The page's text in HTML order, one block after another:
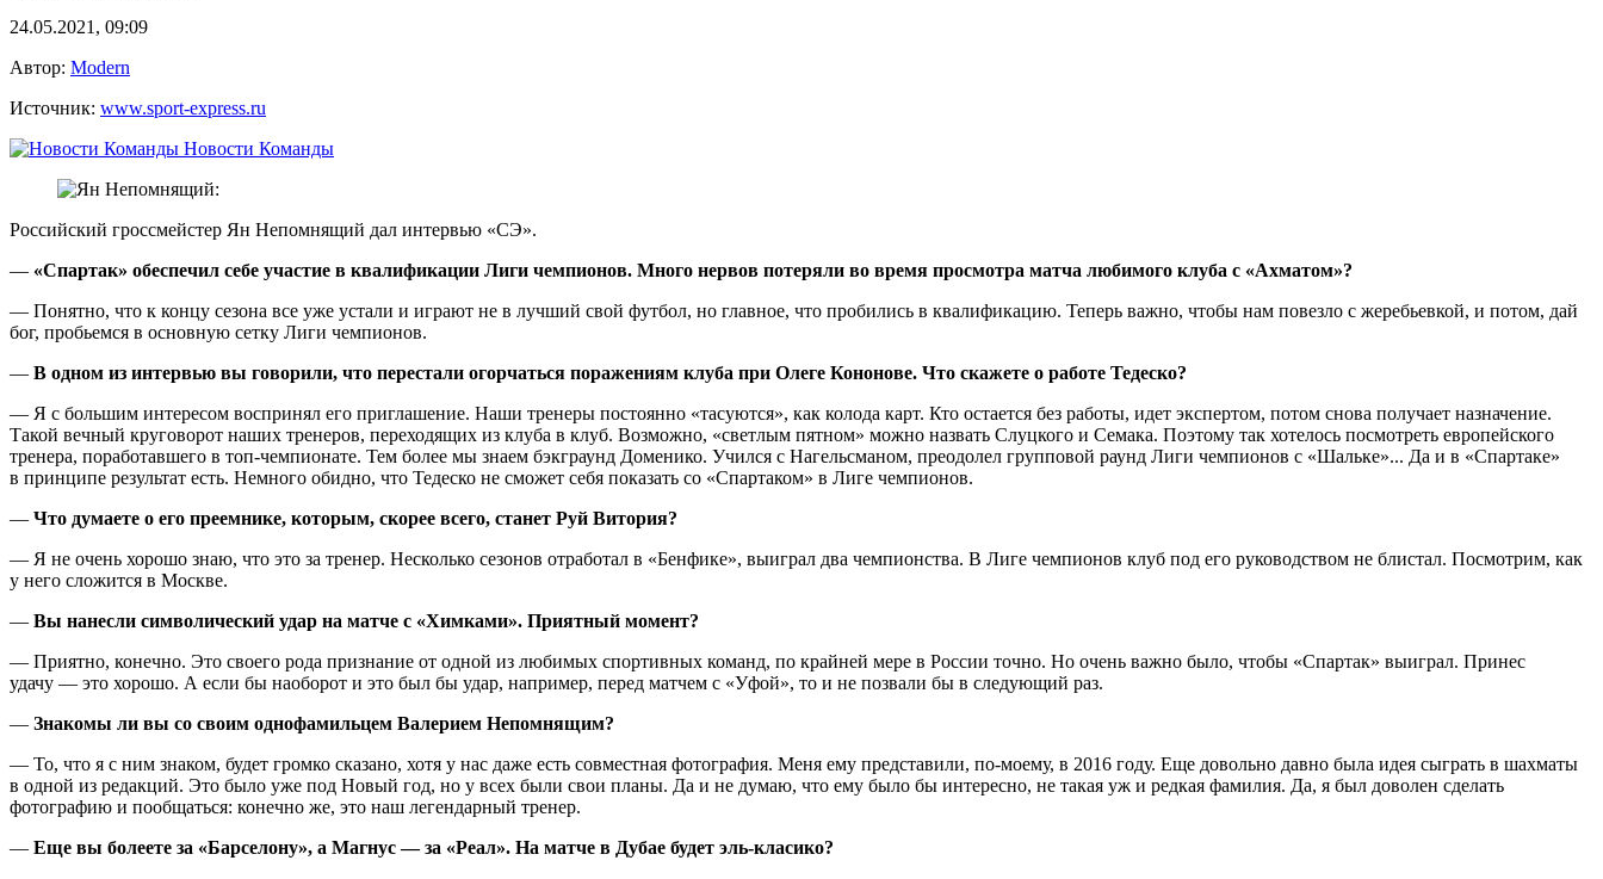
24.05.2021, 09:09
Автор: Modern
Источник: www.sport-express.ru
Новости Команды
Российский гроссмейстер Ян Непомнящий дал интервью «СЭ».
— «Спартак» обеспечил себе участие в квалификации Лиги чемпионов. Много нервов потеряли во время просмотра матча любимого клуба с «Ахматом»?
— Понятно, что к концу сезона все уже устали и играют не в лучший свой футбол, но главное, что пробились в квалификацию. Теперь важно, чтобы нам повезло с жеребьевкой, и потом, дай
бог, пробьемся в основную сетку Лиги чемпионов.
— В одном из интервью вы говорили, что перестали огорчаться поражениям клуба при Олеге Кононове. Что скажете о работе Тедеско?
— Я с большим интересом воспринял его приглашение. Наши тренеры постоянно «тасуются», как колода карт. Кто остается без работы, идет экспертом, потом снова получает назначение.
Такой вечный круговорот наших тренеров, переходящих из клуба в клуб. Возможно, «светлым пятном» можно назвать Слуцкого и Семака. Поэтому так хотелось посмотреть европейского
тренера, поработавшего в топ-чемпионате. Тем более мы знаем бэкграунд Доменико. Учился с Нагельсманом, преодолел групповой раунд Лиги чемпионов с «Шальке»... Да и в «Спартаке»
в принципе результат есть. Немного обидно, что Тедеско не сможет себя показать со «Спартаком» в Лиге чемпионов.
— Что думаете о его преемнике, которым, скорее всего, станет Руй Витория?
— Я не очень хорошо знаю, что это за тренер. Несколько сезонов отработал в «Бенфике», выиграл два чемпионства. В Лиге чемпионов клуб под его руководством не блистал. Посмотрим, как
у него сложится в Москве.
— Вы нанесли символический удар на матче с «Химками». Приятный момент?
— Приятно, конечно. Это своего рода признание от одной из любимых спортивных команд, по крайней мере в России точно. Но очень важно было, чтобы «Спартак» выиграл. Принес
удачу — это хорошо. А если бы наоборот и это был бы удар, например, перед матчем с «Уфой», то и не позвали бы в следующий раз.
— Знакомы ли вы со своим однофамильцем Валерием Непомнящим?
— То, что я с ним знаком, будет громко сказано, хотя у нас даже есть совместная фотография. Меня ему представили, по-моему, в 2016 году. Еще довольно давно была идея сыграть в шахматы
в одной из редакций. Это было уже под Новый год, но у всех были свои планы. Да и не думаю, что ему было бы интересно, не такая уж и редкая фамилия. Да, я был доволен сделать
фотографию и пообщаться: конечно же, это наш легендарный тренер.
— Еще вы болеете за «Барселону», а Магнус — за «Реал». На матче в Дубае будет эль-класико?